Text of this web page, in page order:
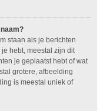
staan als je berichten
hebt, meestal zijn dit
je geplaatst hebt of wat
grotere, afbeelding
is meestal uniek of